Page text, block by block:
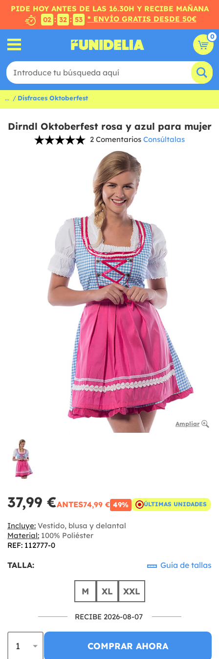
PIDE HOY ANTES DE LAS 16.30H Y RECIBE MAÑANA
02 : 32 : 52 * ENVÍO GRATIS DESDE 50€
0
... Disfraces Oktoberfest
Dirndl Oktoberfest rosa y azul para mujer
2 Comentarios Consúltalas
Ampliar
37,99 €ANTES74,99 € 49% ÚLTIMAS UNIDADES
Incluye: Vestido, blusa y delantal
Material: 100% Poliéster
REF: 112777-0
TALLA: Guía de tallas
M XL XXL
RECIBE 2026-08-07
COMPRAR AHORA